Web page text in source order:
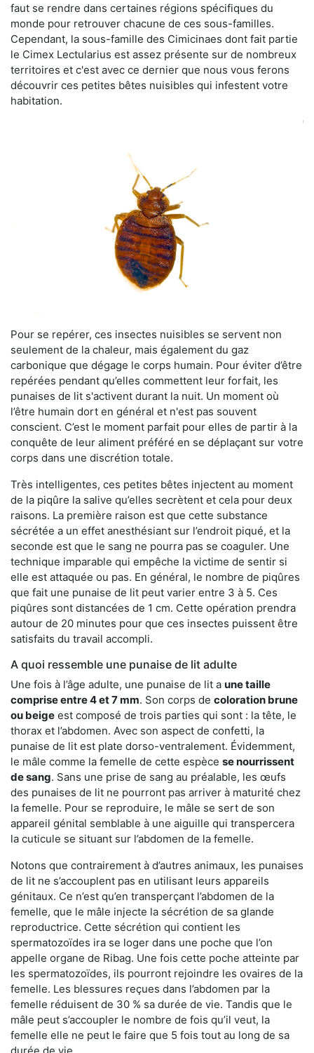
faut se rendre dans certaines régions spécifiques du
monde pour retrouver chacune de ces sous-familles.
Cependant, la sous-famille des Cimicinaes dont fait partie
le Cimex Lectularius est assez présente sur de nombreux
territoires et c'est avec ce dernier que nous vous ferons
découvrir ces petites bêtes nuisibles qui infestent votre
habitation.
Pour se repérer, ces insectes nuisibles se servent non
seulement de la chaleur, mais également du gaz
carbonique que dégage le corps humain. Pour éviter d’être
repérées pendant qu’elles commettent leur forfait, les
punaises de lit s'activent durant la nuit. Un moment où
l’être humain dort en général et n'est pas souvent
conscient. C’est le moment parfait pour elles de partir à la
conquête de leur aliment préféré en se déplaçant sur votre
corps dans une discrétion totale.
Très intelligentes, ces petites bêtes injectent au moment
de la piqûre la salive qu’elles secrètent et cela pour deux
raisons. La première raison est que cette substance
sécrétée a un effet anesthésiant sur l’endroit piqué, et la
seconde est que le sang ne pourra pas se coaguler. Une
technique imparable qui empêche la victime de sentir si
elle est attaquée ou pas. En général, le nombre de piqûres
que fait une punaise de lit peut varier entre 3 à 5. Ces
piqûres sont distancées de 1 cm. Cette opération prendra
autour de 20 minutes pour que ces insectes puissent être
satisfaits du travail accompli.
A quoi ressemble une punaise de lit adulte
Une fois à l’âge adulte, une punaise de lit a une taille
comprise entre 4 et 7 mm. Son corps de coloration brune
ou beige est composé de trois parties qui sont : la tête, le
thorax et l’abdomen. Avec son aspect de confetti, la
punaise de lit est plate dorso-ventralement. Évidemment,
le mâle comme la femelle de cette espèce se nourrissent
de sang. Sans une prise de sang au préalable, les œufs
des punaises de lit ne pourront pas arriver à maturité chez
la femelle. Pour se reproduire, le mâle se sert de son
appareil génital semblable à une aiguille qui transpercera
la cuticule se situant sur l’abdomen de la femelle.
Notons que contrairement à d’autres animaux, les punaises
de lit ne s’accouplent pas en utilisant leurs appareils
génitaux. Ce n’est qu’en transperçant l’abdomen de la
femelle, que le mâle injecte la sécrétion de sa glande
reproductrice. Cette sécrétion qui contient les
spermatozoïdes ira se loger dans une poche que l’on
appelle organe de Ribag. Une fois cette poche atteinte par
les spermatozoïdes, ils pourront rejoindre les ovaires de la
femelle. Les blessures reçues dans l’abdomen par la
femelle réduisent de 30 % sa durée de vie. Tandis que le
mâle peut s’accoupler le nombre de fois qu’il veut, la
femelle elle ne peut le faire que 5 fois tout au long de sa
durée de vie.